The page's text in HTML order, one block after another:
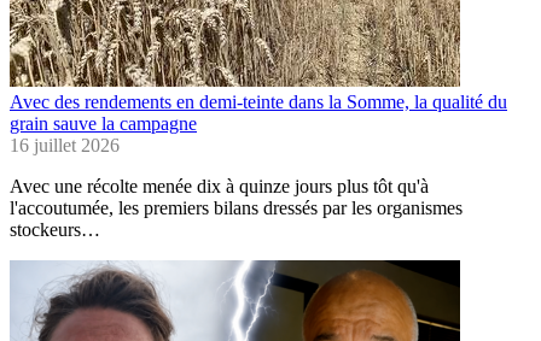
Avec des rendements en demi-teinte dans la Somme, la qualité du
grain sauve la campagne
16 juillet 2026
Avec une récolte menée dix à quinze jours plus tôt qu'à
l'accoutumée, les premiers bilans dressés par les organismes
stockeurs…